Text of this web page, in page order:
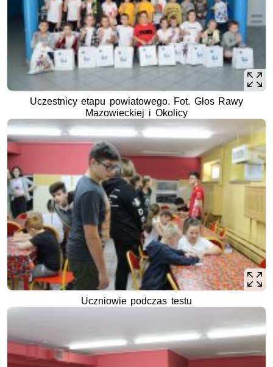
Uczestnicy etapu powiatowego. Fot. Głos Rawy
Mazowieckiej i Okolicy
Uczniowie podczas testu